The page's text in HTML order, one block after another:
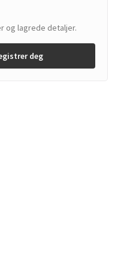
og lagrede detaljer.
deg